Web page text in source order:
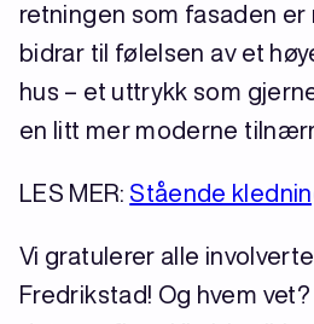
retningen som fasaden er
bidrar til følelsen av et
hus – et uttrykk som
en litt mer moderne
LES MER: Stående
Vi gratulerer alle
Fredrikstad! Og hvem